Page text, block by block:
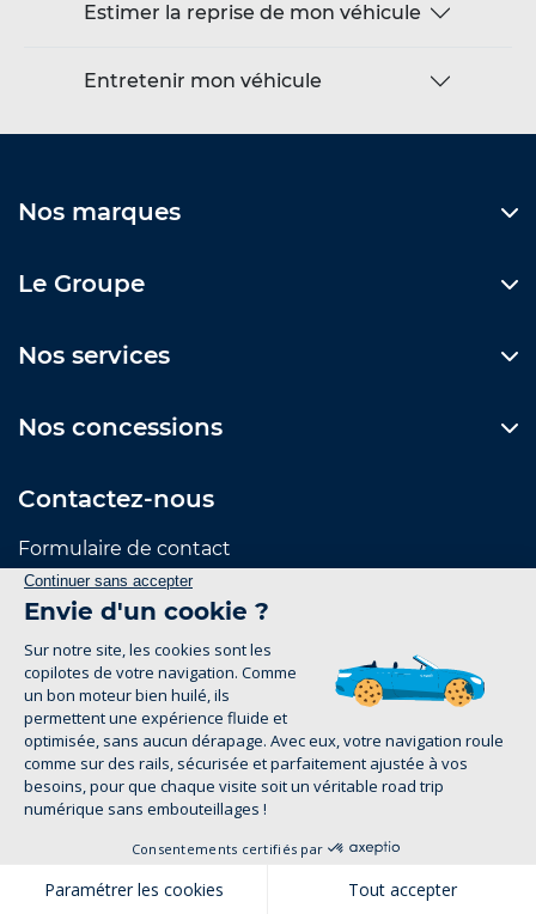
Estimer la reprise de mon véhicule
Entretenir mon véhicule
Nos marques
Le Groupe
Nos services
Nos concessions
Contactez-nous
Formulaire de contact
Suivez-nous
Mentions Légales
Politique de confidentialité
groupe-legrand.fr 2026
Pour les trajets courts, privilégiez la marche ou le
vélo. #SeDéplacerMoinsPolluer
1